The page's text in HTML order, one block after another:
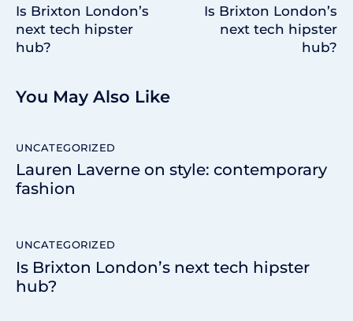
Is Brixton London’s
next tech hipster
hub?
Is Brixton London’s
next tech hipster
hub?
You May Also Like
UNCATEGORIZED
Lauren Laverne on style: contemporary
fashion
UNCATEGORIZED
Is Brixton London’s next tech hipster
hub?